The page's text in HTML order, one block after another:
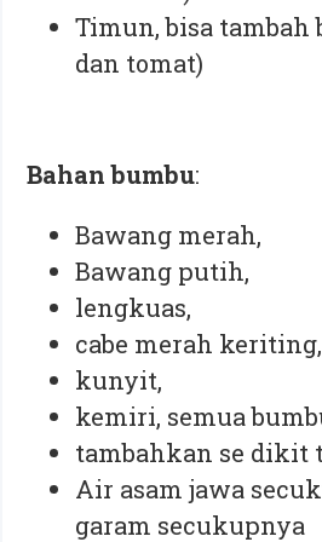
Timun, bisa
dan tomat)⁣
Bahan bumbu:⁣
Bawang merah,
Bawang putih,
lengkuas,
cabe merah keriting,
kunyit,
kemiri, semua
tambahkan se dikit
Air asam jawa
garam secukupnya⁣